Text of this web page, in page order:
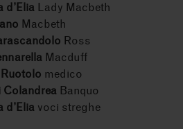
d’Elia Lady Macbeth
Macbeth
Ross
Macduff
medico
Colandrea Banquo
d’Elia voci streghe